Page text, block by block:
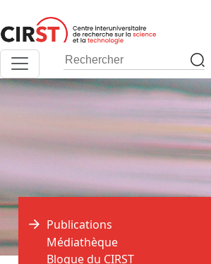
au
contenu
Publications
Médiathèque
Blogue du CIRST